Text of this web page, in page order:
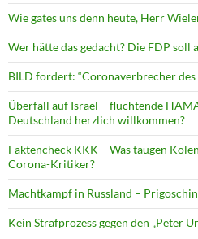
Wie gates uns denn heute, Herr
Wer hätte das gedacht? Die FDP soll
BILD fordert: “Coronaverbrecher des
Überfall auf Israel – flüchtende
Deutschland herzlich willkommen?
Faktencheck KKK – Was taugen
Corona-Kritiker?
Machtkampf in Russland –
Kein Strafprozess gegen den „Peter